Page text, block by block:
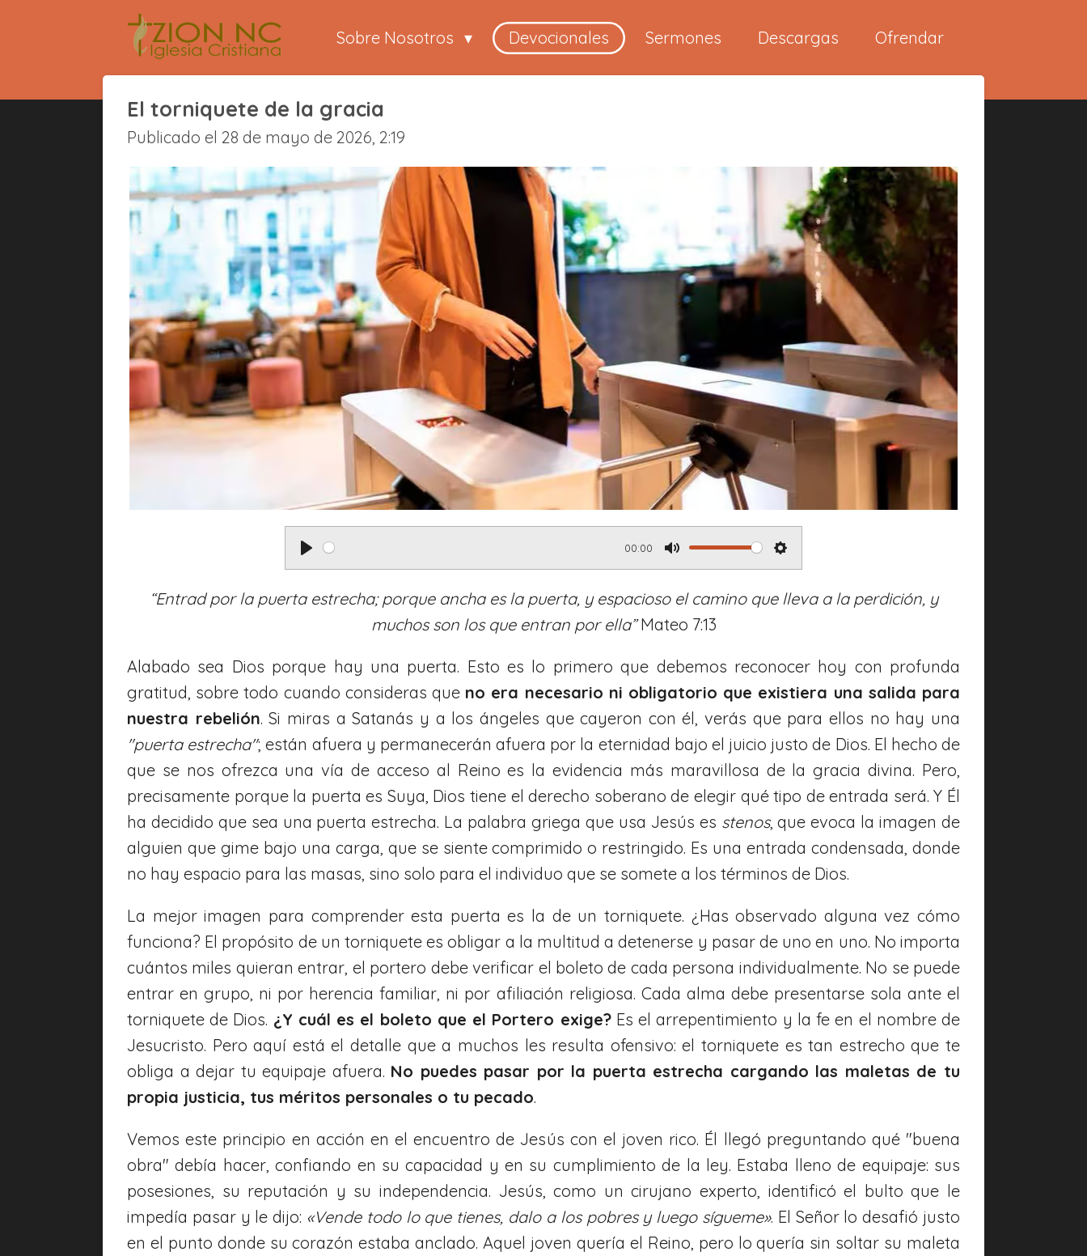
principal
Sobre Nosotros Devocionales Sermones Descargas Ofrendar
El torniquete de la gracia
Publicado el 28 de mayo de 2026, 2:19
P
l
00:00
M
u
t
S
e
i
g
“Entrad por la puerta estrecha; porque ancha es la puerta, y espacioso el camino que lleva a la perdición, y
muchos son los que entran por ella”Mateo 7:13
Alabado sea Dios porque hay una puerta. Esto es lo primero que debemos reconocer hoy con profunda
gratitud, sobre todo cuando consideras que no era necesario ni obligatorio que existiera una salida para
nuestra rebelión. Si miras a Satanás y a los ángeles que cayeron con él, verás que para ellos no hay una
"puerta estrecha"; están afuera y permanecerán afuera por la eternidad bajo el juicio justo de Dios. El hecho de
que se nos ofrezca una vía de acceso al Reino es la evidencia más maravillosa de la gracia divina. Pero,
precisamente porque la puerta es Suya, Dios tiene el derecho soberano de elegir qué tipo de entrada será. Y Él
ha decidido que sea una puerta estrecha. La palabra griega que usa Jesús es stenos, que evoca la imagen de
alguien que gime bajo una carga, que se siente comprimido o restringido. Es una entrada condensada, donde
no hay espacio para las masas, sino solo para el individuo que se somete a los términos de Dios.
La mejor imagen para comprender esta puerta es la de un torniquete. ¿Has observado alguna vez cómo
funciona? El propósito de un torniquete es obligar a la multitud a detenerse y pasar de uno en uno. No importa
cuántos miles quieran entrar, el portero debe verificar el boleto de cada persona individualmente. No se puede
entrar en grupo, ni por herencia familiar, ni por afiliación religiosa. Cada alma debe presentarse sola ante el
torniquete de Dios. ¿Y cuál es el boleto que el Portero exige?Es el arrepentimiento y la fe en el nombre de
Jesucristo. Pero aquí está el detalle que a muchos les resulta ofensivo: el torniquete es tan estrecho que te
obliga a dejar tu equipaje afuera. No puedes pasar por la puerta estrecha cargando las maletas de tu
propia justicia, tus méritos personales o tu pecado.
Vemos este principio en acción en el encuentro de Jesús con el joven rico. Él llegó preguntando qué "buena
obra" debía hacer, confiando en su capacidad y en su cumplimiento de la ley. Estaba lleno de equipaje: sus
posesiones, su reputación y su independencia. Jesús, como un cirujano experto, identificó el bulto que le
impedía pasar y le dijo: «Vende todo lo que tienes, dalo a los pobres y luego sígueme». El Señor lo desafió justo
en el punto donde su corazón estaba anclado. Aquel joven quería el Reino, pero lo quería sin soltar su maleta